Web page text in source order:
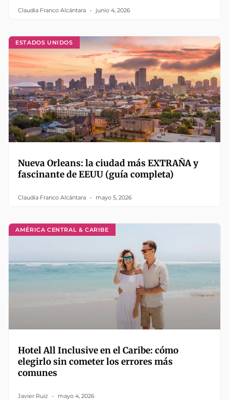
Claudia Franco Alcántara junio 4, 2026
ESTADOS UNIDOS
Nueva Orleans: la ciudad más EXTRAÑA y
fascinante de EEUU (guía completa)
Claudia Franco Alcántara mayo 5, 2026
AMÉRICA CENTRAL & CARIBE
Hotel All Inclusive en el Caribe: cómo
elegirlo sin cometer los errores más
comunes
Javier Ruiz mayo 4, 2026